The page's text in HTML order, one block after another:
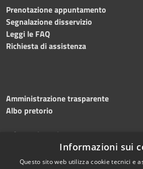
Prenotazione appuntamento
Segnalazione disservizio
Leggi le FAQ
Richiesta di assistenza
Amministrazione trasparente
Albo pretorio
Informativa privacy
Dichiarazione di accessibilità
Informazioni sui
Questo sito web utilizza cookie tecnici e